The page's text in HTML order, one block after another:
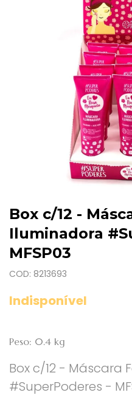
Box c/12 -
Iluminadora
MFSP03
COD: 8213693
Indisponível
Peso: 0.4 kg
Box c/12 - Máscara
#SuperPoderes -